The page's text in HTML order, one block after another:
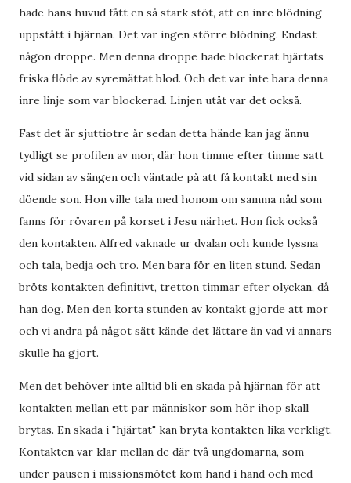
hade hans huvud fått en så stark stöt, att en inre blödning
uppstått i hjärnan. Det var ingen större blödning. Endast
någon droppe. Men denna droppe hade blockerat hjärtats
friska flöde av syremättat blod. Och det var inte bara denna
inre linje som var blockerad. Linjen utåt var det också.
Fast det är sjuttiotre år sedan detta hände kan jag ännu
tydligt se profilen av mor, där hon timme efter timme satt
vid sidan av sängen och väntade på att få kontakt med sin
döende son. Hon ville tala med honom om samma nåd som
fanns för rövaren på korset i Jesu närhet. Hon fick också
den kontakten. Alfred vaknade ur dvalan och kunde lyssna
och tala, bedja och tro. Men bara för en liten stund. Sedan
bröts kontakten definitivt, tretton timmar efter olyckan, då
han dog. Men den korta stunden av kontakt gjorde att mor
och vi andra på något sätt kände det lättare än vad vi annars
skulle ha gjort.
Men det behöver inte alltid bli en skada på hjärnan för att
kontakten mellan ett par människor som hör ihop skall
brytas. En skada i "hjärtat" kan bryta kontakten lika verkligt.
Kontakten var klar mellan de där två ungdomarna, som
under pausen i missionsmötet kom hand i hand och med